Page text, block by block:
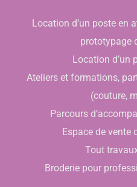
Location d’un poste en
prototypage
Location d’un
Ateliers et formations,
(couture,
Parcours
Espace de vente
Tout
Broderie pour